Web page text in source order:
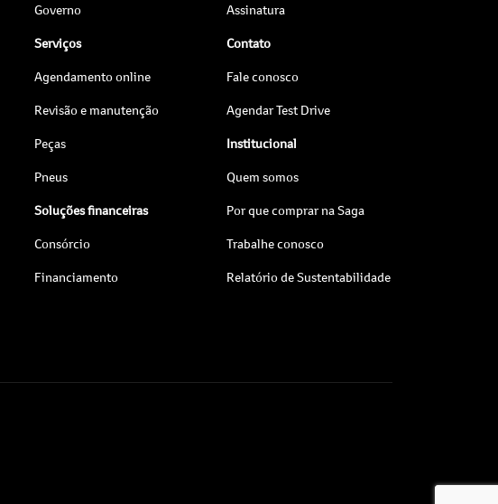
Governo
Serviços
Agendamento online
Revisão e manutenção
Peças
Pneus
Soluções financeiras
Consórcio
Financiamento
Assinatura
Contato
Fale conosco
Agendar Test Drive
Institucional
Quem somos
Por que comprar na Saga
Trabalhe conosco
Relatório de Sustentabilidade